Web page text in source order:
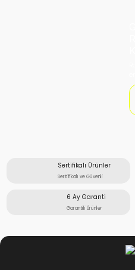
Sertifikalı Ürünler
Sertifikalı ve Güvenli
6 Ay Garanti
Garantili Ürünler